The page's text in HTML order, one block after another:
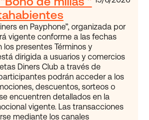
en Payphone”, organizada por
vigente conforme a las fechas
presentes Términos y
dirigida a usuarios y comercios
Diners Club a través de
podrán acceder a los
descuentos, sorteos o
encuentren detallados en la
vigente. Las transacciones
mediante los canales